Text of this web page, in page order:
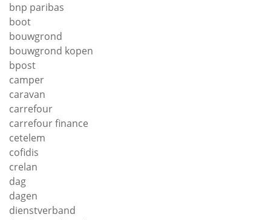
bnp paribas
boot
bouwgrond
bouwgrond kopen
bpost
camper
caravan
carrefour
carrefour finance
cetelem
cofidis
crelan
dag
dagen
dienstverband